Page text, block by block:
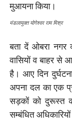
मुआयना किया।
मंडलायुक्त योगेश्वर राम मिश्र
बता दें ओबरा नगर
वासियों व बाहर से
है। आए दिन
अपना दल का एक
सड़कों को दुरूस्त
सम्बंधित अधिकारियों